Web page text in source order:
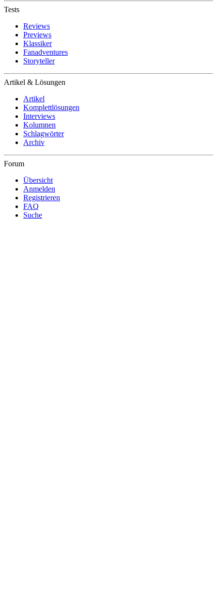
Tests
Reviews
Previews
Klassiker
Fanadventures
Storyteller
Artikel & Lösungen
Artikel
Komplettlösungen
Interviews
Kolumnen
Schlagwörter
Archiv
Forum
Übersicht
Anmelden
Registrieren
FAQ
Suche